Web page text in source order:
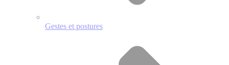
Gestes et postures